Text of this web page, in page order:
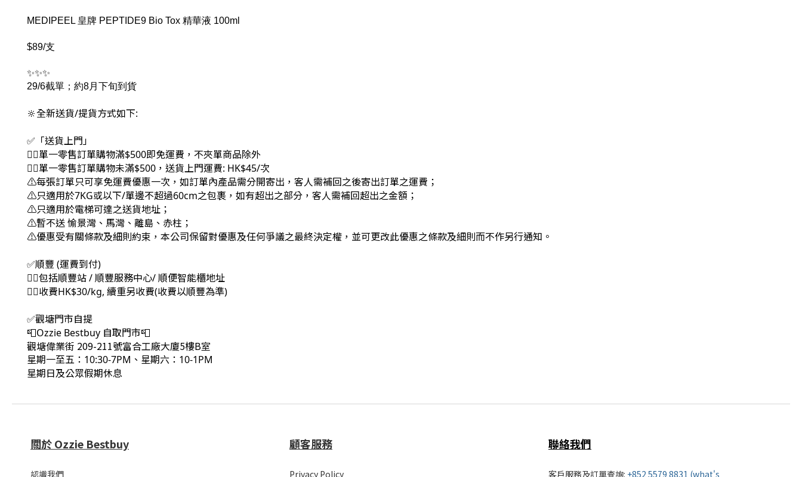
MEDIPEEL 皇牌 PEPTIDE9 Bio Tox 精華液 100ml
$89/支
✨✨✨
29/6截單；約8月下旬到貨
🔆全新送貨/提貨方式如下:
✅「送貨上門」
👉🏻單一零售訂單購物滿$500即免運費，不夾單商品除外
👉🏻單一零售訂單購物未滿$500，送貨上門運費: HK$45/次
⚠每張訂單只可享免運費優惠一次，如訂單內產品需分開寄出，客人需補回之後寄出訂單之運費；
⚠只適用於7KG或以下/單邊不超過60cm之包裹，如有超出之部分，客人需補回超出之金額；
⚠只適用於電梯可達之送貨地址；
⚠暫不送 愉景灣、馬灣、離島、赤柱；
⚠優惠受有關條款及細則約束，本公司保留對優惠及任何爭議之最終決定權，並可更改此優惠之條款及細則而不作另行通知。
✅順豐 (運費到付)
👉🏻包括順豐站 / 順豐服務中心/ 順便智能櫃地址
👉🏻收費HK$30/kg, 續重另收費(收費以順豐為準)
✅觀塘門市自提
📮Ozzie Bestbuy 自取門市📮
觀塘偉業街 209-211號富合工廠大廈5樓B室
星期一至五：10:30-7PM、星期六：10-1PM
星期日及公眾假期休息
關於 Ozzie Bestbuy
認識我們
顧客服務
Privacy Policy
聯絡我們
客戶服務及訂單查詢: +852 5579 8831 (what's